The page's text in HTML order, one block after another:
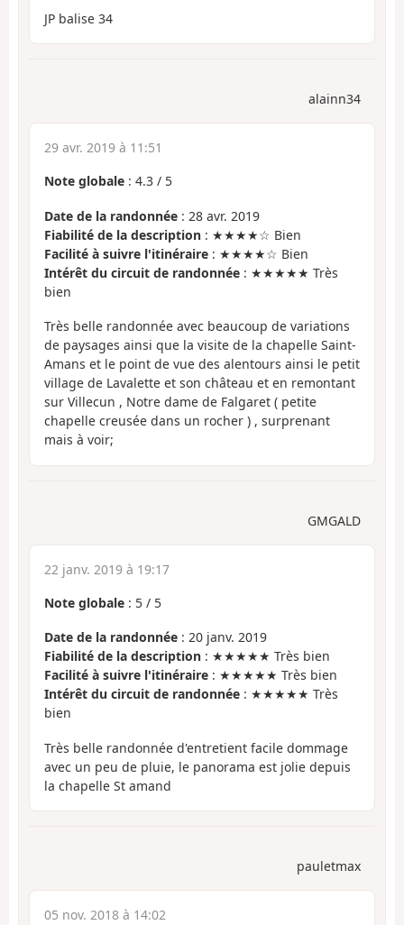
JP balise 34
alainn34
29 avr. 2019 à 11:51
Note globale : 4.3 / 5
Date de la randonnée : 28 avr. 2019
Fiabilité de la description : ★★★★☆ Bien
Facilité à suivre l'itinéraire : ★★★★☆ Bien
Intérêt du circuit de randonnée : ★★★★★ Très
bien
Très belle randonnée avec beaucoup de variations
de paysages ainsi que la visite de la chapelle Saint-
Amans et le point de vue des alentours ainsi le petit
village de Lavalette et son château et en remontant
sur Villecun , Notre dame de Falgaret ( petite
chapelle creusée dans un rocher ) , surprenant
mais à voir;
GMGALD
22 janv. 2019 à 19:17
Note globale : 5 / 5
Date de la randonnée : 20 janv. 2019
Fiabilité de la description : ★★★★★ Très bien
Facilité à suivre l'itinéraire : ★★★★★ Très bien
Intérêt du circuit de randonnée : ★★★★★ Très
bien
Très belle randonnée d'entretient facile dommage
avec un peu de pluie, le panorama est jolie depuis
la chapelle St amand
pauletmax
05 nov. 2018 à 14:02